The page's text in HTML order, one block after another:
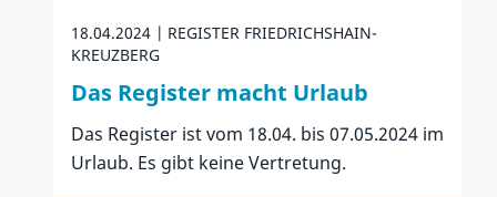
18.04.2024
REGISTER FRIEDRICHSHAIN-
KREUZBERG
Das Register macht Urlaub
Das Register ist vom 18.04. bis 07.05.2024 im
Urlaub. Es gibt keine Vertretung.